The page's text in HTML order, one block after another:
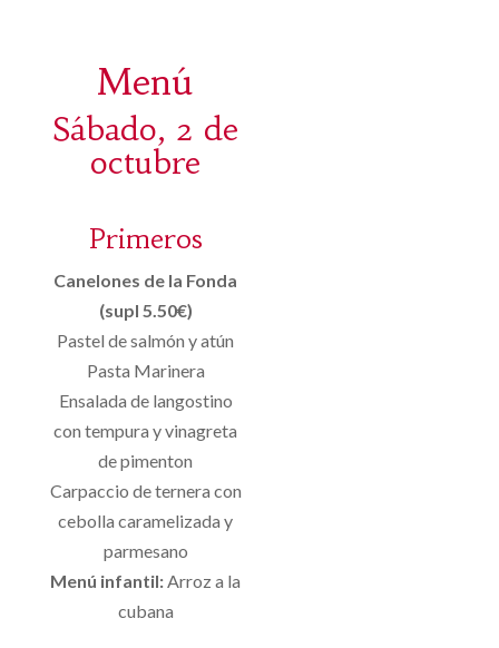
Menú
Sábado, 2 de
octubre
Primeros
Canelones de la Fonda
(supl 5.50€)
Pastel de salmón y atún
Pasta Marinera
Ensalada de langostino
con tempura y vinagreta
de pimenton
Carpaccio de ternera con
cebolla caramelizada y
parmesano
Menú infantil:Arroz a la
cubana